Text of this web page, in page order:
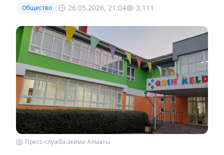
Общество 26.05.2026, 21:04 3,111
Пресс-служба акима Алматы